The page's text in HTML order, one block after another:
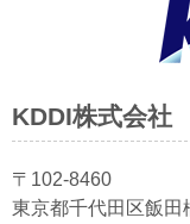
KDDI株式会社
〒102-8460
東京都千代田区飯田